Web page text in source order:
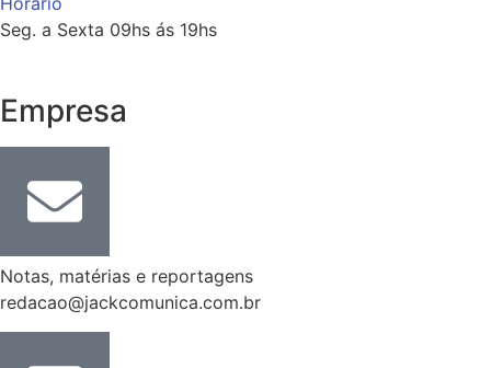
Seg. a Sexta 09hs ás 19hs
Empresa
Notas, matérias e reportagens
redacao@jackcomunica.com.br